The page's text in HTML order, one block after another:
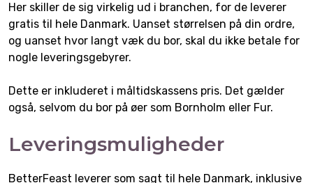
Her skiller de sig virkelig ud i branchen, for de leverer
gratis til hele Danmark. Uanset størrelsen på din ordre,
og uanset hvor langt væk du bor, skal du ikke betale for
nogle leveringsgebyrer.
Dette er inkluderet i måltidskassens pris. Det gælder
også, selvom du bor på øer som Bornholm eller Fur.
Leveringsmuligheder
BetterFeast leverer som sagt til hele Danmark, inklusive